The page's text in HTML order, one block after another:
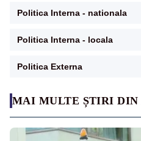
MAI MULTE ȘTIRI DIN
Politica Interna - nationala
Politica Interna - locala
Politica Externa